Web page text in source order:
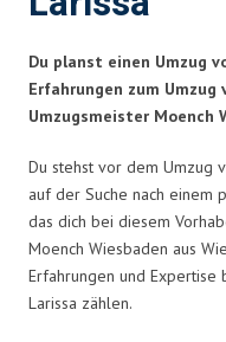
Du planst einen Umzug
Erfahrungen zum
Umzugsmeister Moench
Du stehst vor dem Umzug
auf der Suche nach einem
das dich bei diesem
Moench Wiesbaden aus
Erfahrungen und Expertise
Larissa zählen.